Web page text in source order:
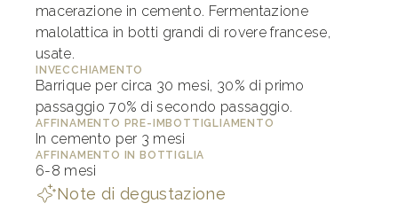
macerazione in cemento. Fermentazione
malolattica in botti grandi di rovere francese,
usate.
INVECCHIAMENTO
Barrique per circa 30 mesi, 30% di primo
passaggio 70% di secondo passaggio.
AFFINAMENTO PRE-IMBOTTIGLIAMENTO
In cemento per 3 mesi
AFFINAMENTO IN BOTTIGLIA
6-8 mesi
Note di degustazione